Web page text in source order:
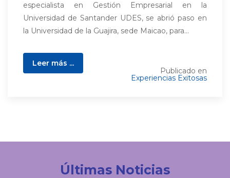
especialista en Gestión Empresarial en la
Universidad de Santander UDES, se abrió paso en
la Universidad de la Guajira, sede Maicao, para...
Leer más ...
Publicado en
Experiencias Exitosas
Últimas Noticias